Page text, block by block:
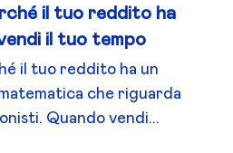
il tuo reddito ha
il tuo tempo
il tuo reddito ha un
che riguarda
Quando vendi...